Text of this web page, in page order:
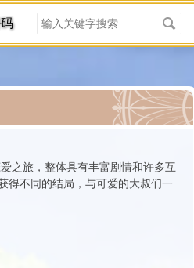
搜
索
关
之旅，整体具有丰富剧情和许多互
得不同的结局，与可爱的大叔们一